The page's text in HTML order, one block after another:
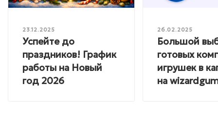
23.12.2025
Успейте до
праздников! График
работы на Новый
год 2026
26.02.2025
Большой
готовых
игрушек в
на